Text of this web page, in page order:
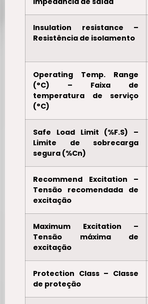
Insulation resistance –
Resistência de isolamento
Operating Temp. Range
(°C) – Faixa de
temperatura de serviço
(°C)
Safe Load Limit (%F.S) –
Limite de sobrecarga
segura (%Cn)
Recommend Excitation –
Tensão recomendada de
excitação
Maximum Excitation –
Tensão máxima de
excitação
Protection Class – Classe
de proteção